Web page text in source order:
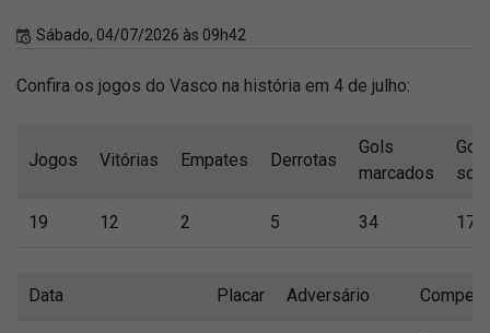
Sábado, 04/07/2026 às 09h42
Confira os jogos do Vasco na história em 4 de julho:
Jogos Vitórias Empates Derrotas
Gols
marcados
Gols
19 12 2 5 34 17
Data Placar Adversário